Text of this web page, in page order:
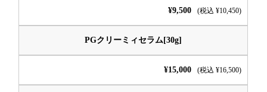
¥9,500 (税込 ¥10,450)
PGクリーミィセラム[30g]
¥15,000 (税込 ¥16,500)